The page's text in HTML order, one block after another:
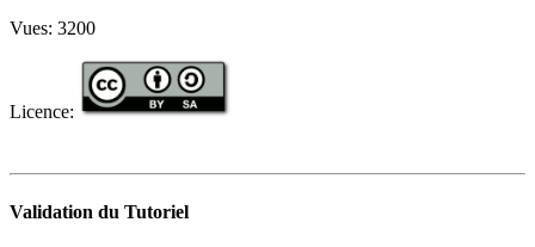
Vues: 3200
Licence:
Validation du Tutoriel